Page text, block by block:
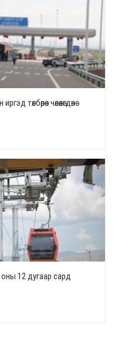
төлбөрөөс чөлөөлөгдөнө
12 дугаар сард